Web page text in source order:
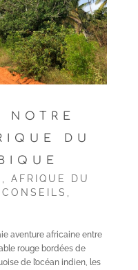
NOTRE
DU
AFRIQUE DU
aventure africaine entre
rouge bordées de
de l’océan indien, les